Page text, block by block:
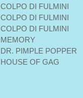
COLPO DI FULMINI
COLPO DI FULMINI
COLPO DI FULMINI
MEMORY
DR. PIMPLE POPPER
HOUSE OF GAG